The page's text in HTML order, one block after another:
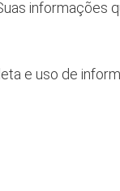
informações
e uso de